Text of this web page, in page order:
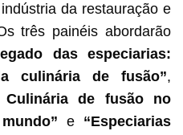
da restauração e
três painéis abordarão
das especiarias:
culinária de fusão”,
Culinária de fusão no
e “Especiarias